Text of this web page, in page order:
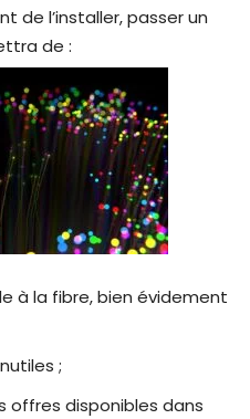
de l’installer, passer un
de :
à la fibre, bien évidement
;
offres disponibles dans